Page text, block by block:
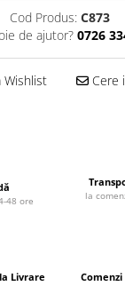
Cod Produs: C873
de ajutor? 0726
Wishlist Cere
48 ore
la
Livrare Comenzi